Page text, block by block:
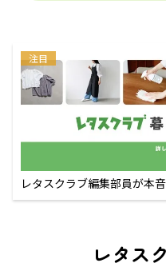
注目
レタスクラブ編集部員が本
レタス